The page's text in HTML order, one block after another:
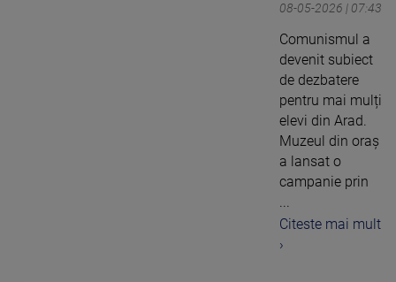
08-05-2026 | 07:43
Comunismul a
devenit subiect
de dezbatere
pentru mai mulți
elevi din Arad.
Muzeul din oraș
a lansat o
campanie prin
...
Citeste mai mult
›